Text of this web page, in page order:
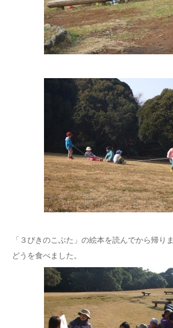
「３びきのこぶた」の絵本を読んでから帰り
どうを食べました。